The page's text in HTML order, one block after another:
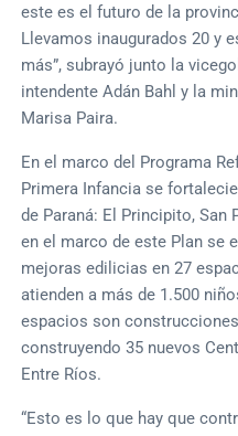
este es el futuro de la
Llevamos inaugurados 20 y
más”, subrayó junto la
intendente Adán Bahl y la
Marisa Paira.
En el marco del Programa
Primera Infancia se
de Paraná: El Principito, San
en el marco de este Plan se
mejoras edilicias en 27
atienden a más de 1.500
espacios son
construyendo 35 nuevos
Entre Ríos.
“Esto es lo que hay que